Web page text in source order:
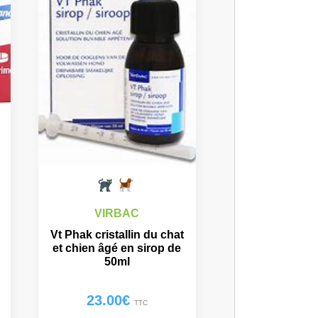
VIRBAC
Vt Phak cristallin du chat
et chien âgé en sirop de
50ml
23.00€ TTC